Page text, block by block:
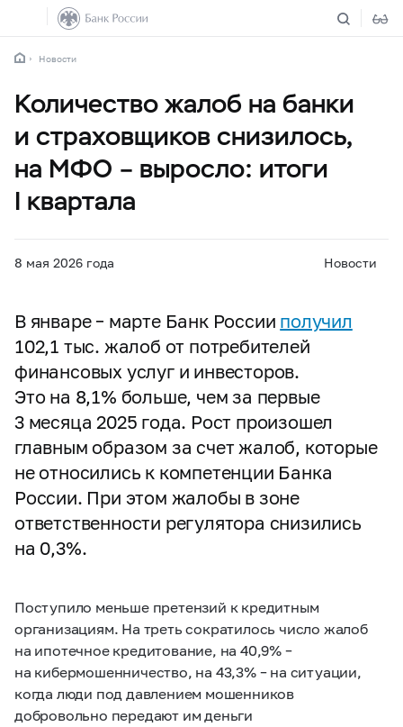
Новости
Количество жалоб на банки
и страховщиков снизилось,
на МФО – выросло: итоги
I квартала
8 мая 2026 года Новости
В январе – марте Банк России получил
102,1 тыс. жалоб от потребителей
финансовых услуг и инвесторов.
Это на 8,1% больше, чем за первые
3 месяца 2025 года. Рост произошел
главным образом за счет жалоб, которые
не относились к компетенции Банка
России. При этом жалобы в зоне
ответственности регулятора снизились
на 0,3%.
Поступило меньше претензий к кредитным
организациям. На треть сократилось число жалоб
на ипотечное кредитование, на 40,9% –
на кибермошенничество, на 43,3% – на ситуации,
когда люди под давлением мошенников
добровольно передают им деньги